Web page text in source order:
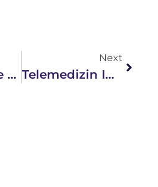
World Stroke Day – Gemeinsam Für Schlaganfall­versorgung Mit Gleich­berechtigung: Wie Teladoc Health Und Klinische Partner Weltweit Den Unterschied Machen
Next
Telemedizin Im Praxistest: Wie Das Projekt „TelEmergency Kids“ Mit Dem Teladoc Health TV Pro Cart Kinder-Notaufnahmen Revolutioniert